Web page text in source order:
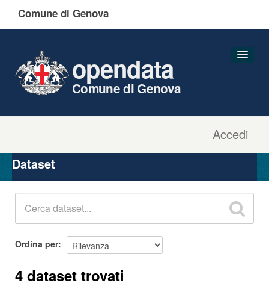
Comune di Genova
Accedi
opendata
Comune di Genova
Organizzazioni
Gruppi
Dataset
Ordina per
4 dataset trovati